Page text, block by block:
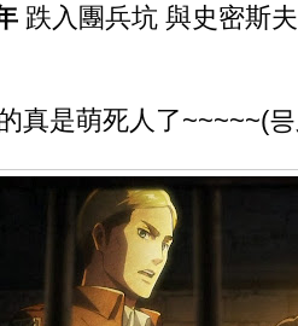
跌入團兵坑 與史密斯
真是萌死人了~~~~~(